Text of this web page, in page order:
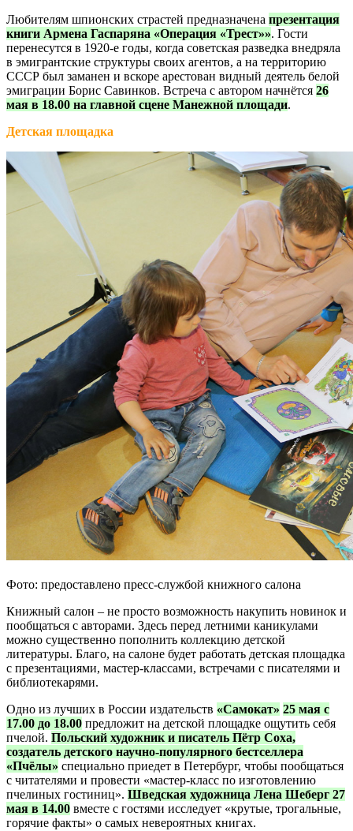
Любителям шпионских страстей предназначена презентация
книги Армена Гаспаряна «Операция «Трест»». Гости
перенесутся в 1920-е годы, когда советская разведка внедряла
в эмигрантские структуры своих агентов, а на территорию
СССР был заманен и вскоре арестован видный деятель белой
эмиграции Борис Савинков. Встреча с автором начнётся 26
мая в 18.00 на главной сцене Манежной площади.
Детская площадка
Фото: предоставлено пресс-службой книжного салона
Книжный салон – не просто возможность накупить новинок и
пообщаться с авторами. Здесь перед летними каникулами
можно существенно пополнить коллекцию детской
литературы. Благо, на салоне будет работать детская площадка
с презентациями, мастер-классами, встречами с писателями и
библиотекарями.
Одно из лучших в России издательств «Самокат» 25 мая с
17.00 до 18.00 предложит на детской площадке ощутить себя
пчелой. Польский художник и писатель Пётр Соха,
создатель детского научно-популярного бестселлера
«Пчёлы» специально приедет в Петербург, чтобы пообщаться
с читателями и провести «мастер-класс по изготовлению
пчелиных гостиниц». Шведская художница Лена Шеберг 27
мая в 14.00 вместе с гостями исследует «крутые, трогальные,
горячие факты» о самых невероятных книгах.